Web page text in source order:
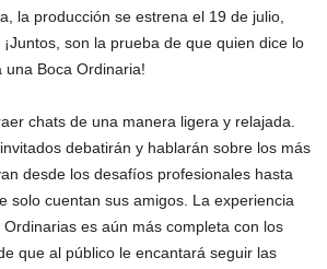
la producción se estrena el 19 de julio,
son la prueba de que quien dice lo
Boca Ordinaria!
chats de una manera ligera y relajada.
debatirán y hablarán sobre los más
desde los desafíos profesionales hasta
solo cuentan sus amigos. La experiencia
es aún más completa con los
que al público le encantará seguir las